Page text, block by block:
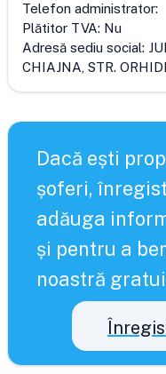
Telefon administrator:
Plătitor TVA: Nu
Adresă sediu social:
CHIAJNA, STR.
Dacă ești
șoferi,
adăuga
și pentru a
noastră